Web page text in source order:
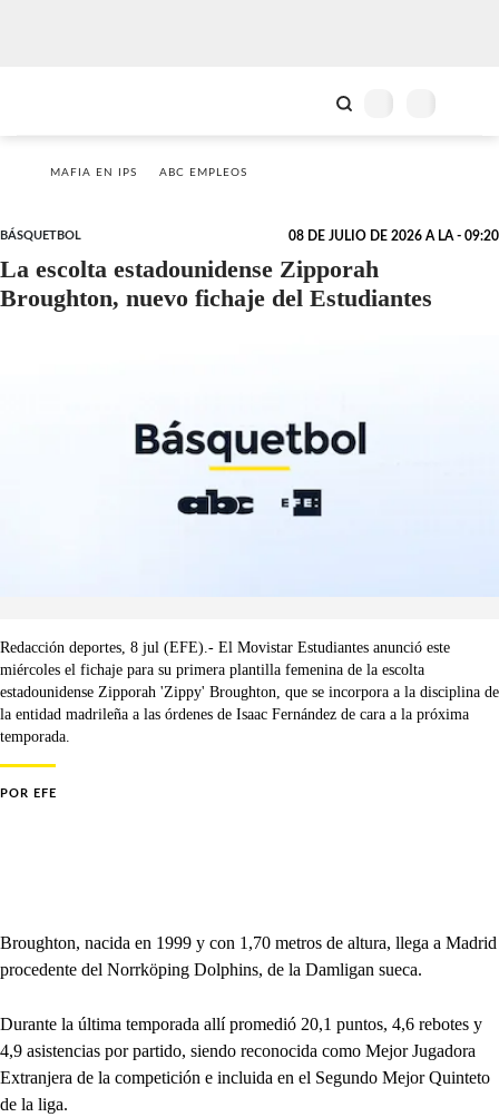
MAFIA EN IPS ABC EMPLEOS
BÁSQUETBOL 08 DE JULIO DE 2026 A LA - 09:20
La escolta estadounidense Zipporah
Broughton, nuevo fichaje del Estudiantes
Redacción deportes, 8 jul (EFE).- El Movistar Estudiantes anunció este
miércoles el fichaje para su primera plantilla femenina de la escolta
estadounidense Zipporah 'Zippy' Broughton, que se incorpora a la disciplina de
la entidad madrileña a las órdenes de Isaac Fernández de cara a la próxima
temporada.
POR EFE
Broughton, nacida en 1999 y con 1,70 metros de altura, llega a Madrid
procedente del Norrköping Dolphins, de la Damligan sueca.
Durante la última temporada allí promedió 20,1 puntos, 4,6 rebotes y
4,9 asistencias por partido, siendo reconocida como Mejor Jugadora
Extranjera de la competición e incluida en el Segundo Mejor Quinteto
de la liga.